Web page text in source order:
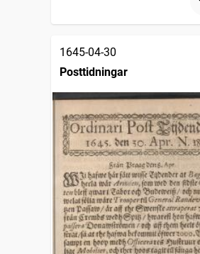
1645-04-30
Posttidningar